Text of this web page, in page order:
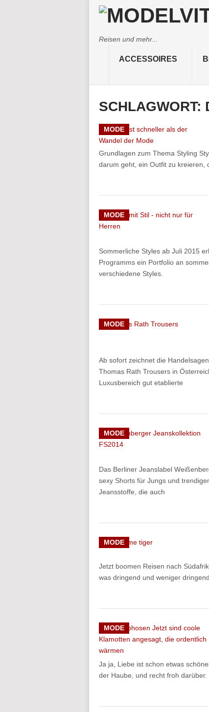
Reisen und mehr...
ACCESSOIRES
SCHLAGWORT:
MODE
Grundlagen zum Thema Styling
darum geht, ein Outfit zu kreieren,
MODE
Sommerliche Styles ab Juli 2015
Programms ein Portfolio an
verschiedene Styles.
MODE
Ab sofort zeichnet die
Thomas Rath Trousers in
Luxusbereich gut etablierte
MODE
Das Berliner Jeanslabel
sexy Shorts für Jungs und
Jeansstoffe, die auch
MODE
Jetzt boomen Reisen nach
was dringend und weniger
MODE
Ja ja, Liebe ist schon etwas
der Haube, und recht froh